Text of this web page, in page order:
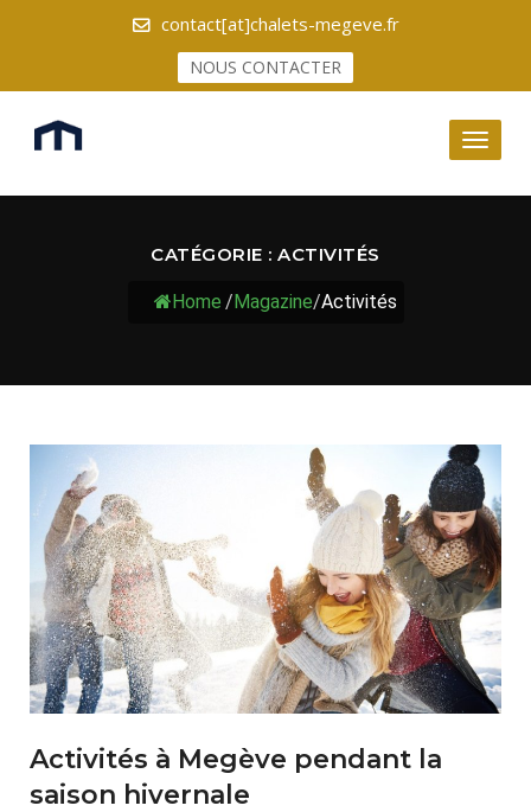
contact[at]chalets-megeve.fr
NOUS CONTACTER
Toggle
CATÉGORIE :ACTIVITÉS
Home / Magazine/Activités
Activités à Megève pendant la
saison hivernale